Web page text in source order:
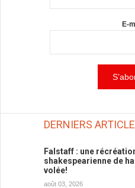
E-
DERNIERS
Falstaff : une
shakespearienne de
volée!
août 03, 2026